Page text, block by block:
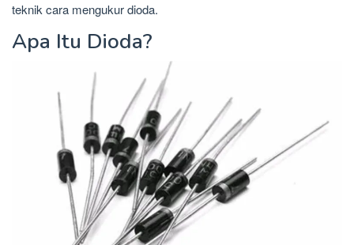
teknik cara mengukur dioda.
Apa Itu Dioda?